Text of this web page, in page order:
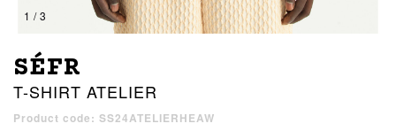
1 / 3
SÉFR
T-SHIRT ATELIER
Product code: SS24ATELIERHEAW